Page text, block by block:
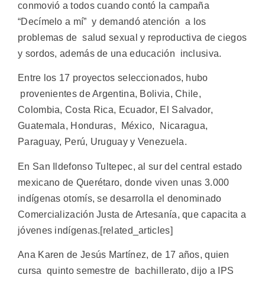
conmovió a todos cuando contó la campaña
“Decímelo a mí” y demandó atención a los
problemas de salud sexual y reproductiva de ciegos
y sordos, además de una educación inclusiva.
Entre los 17 proyectos seleccionados, hubo
provenientes de Argentina, Bolivia, Chile,
Colombia, Costa Rica, Ecuador, El Salvador,
Guatemala, Honduras, México, Nicaragua,
Paraguay, Perú, Uruguay y Venezuela.
En San Ildefonso Tultepec, al sur del central estado
mexicano de Querétaro, donde viven unas 3.000
indígenas otomís, se desarrolla el denominado
Comercialización Justa de Artesanía, que capacita a
jóvenes indígenas.[related_articles]
Ana Karen de Jesús Martínez, de 17 años, quien
cursa quinto semestre de bachillerato, dijo a IPS